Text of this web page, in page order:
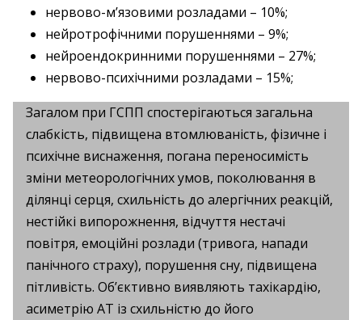
нервово-м’язовими розладами – 10%;
нейротрофічними порушеннями – 9%;
нейроендокринними порушеннями – 27%;
нервово-психічними розладами – 15%;
Загалом при ГСПП спостерігаються загальна
слабкість, підвищена втомлюваність, фізичне і
психічне виснаження, погана переносимість
зміни метеорологічних умов, поколювання в
ділянці серця, схильність до алергічних реакцій,
нестійкі випорожнення, відчуття нестачі
повітря, емоційні розлади (тривога, напади
панічного страху), порушення сну, підвищена
пітливість. Об’єктивно виявляють тахікардію,
асиметрію АТ із схильністю до його